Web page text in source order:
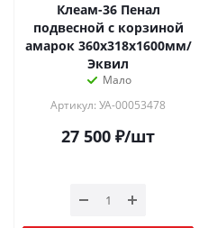
Клеам-36 Пенал
подвесной с корзиной
амарок 360х318х1600мм/
Эквил
Мало
Артикул: УА-00053478
27 500 ₽/шт